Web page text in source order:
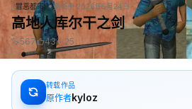
罪恶都市 •更新于 2026年5月24日
高地人库尔干之剑
567 43 25
转载作品
原作者kyloz